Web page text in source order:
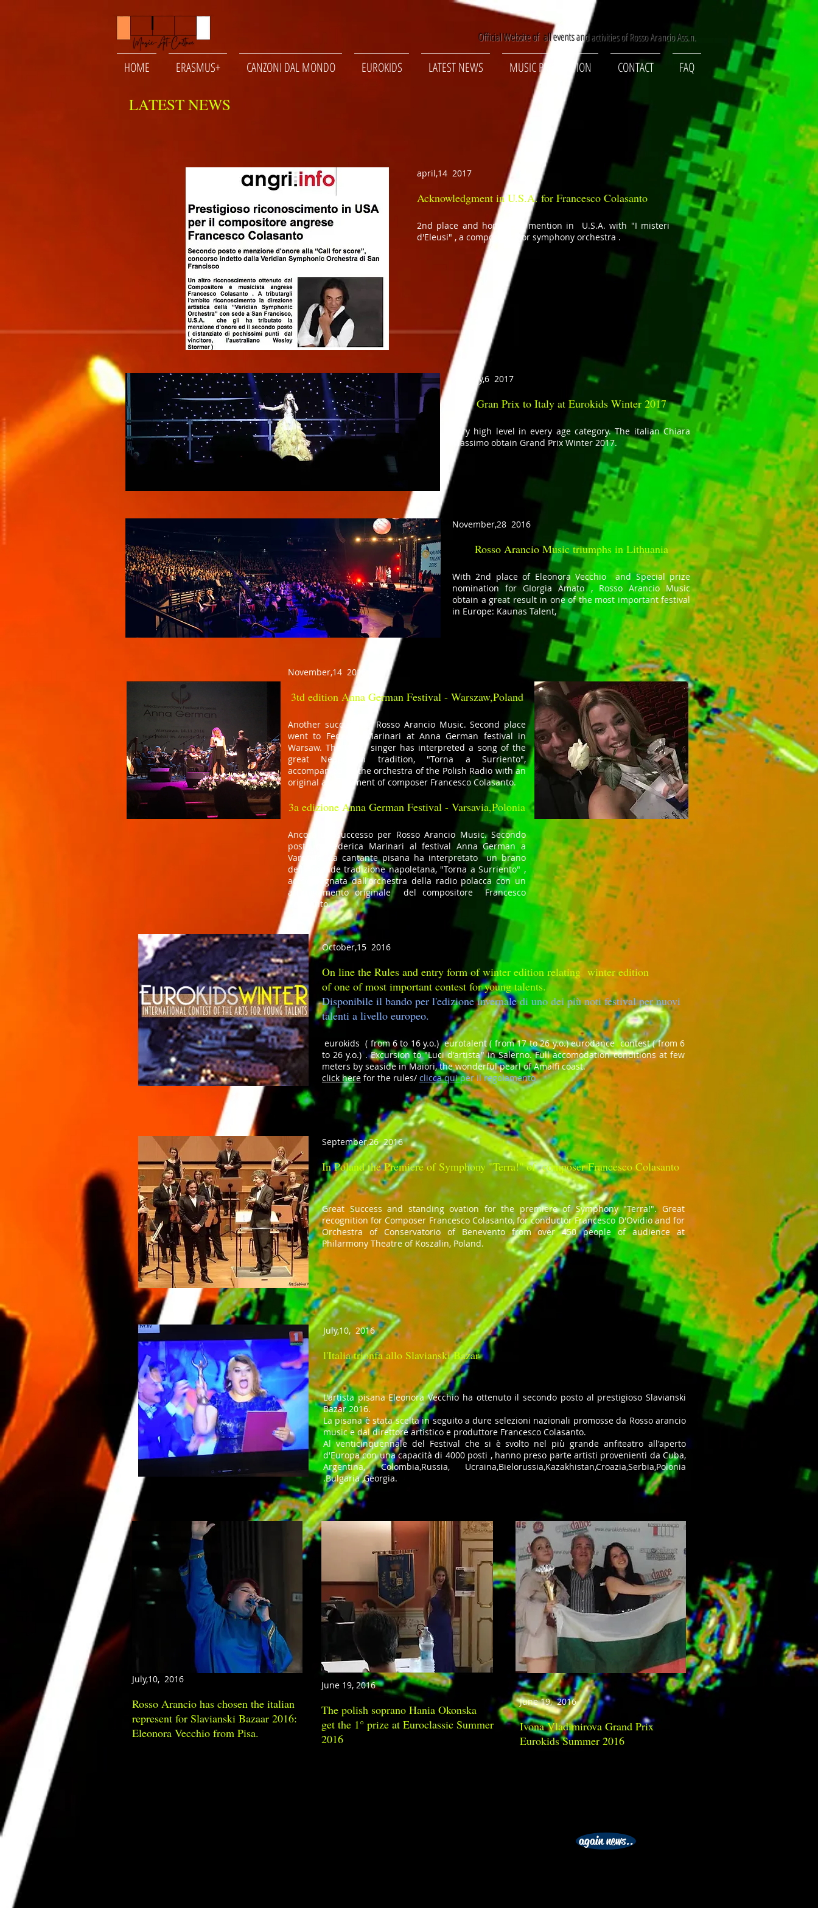
Official Website of all events and activities of Rosso Arancio Ass.n.
HOME ERASMUS+ CANZONI DAL MONDO EUROKIDS LATEST NEWS MUSIC PRODUCTION CONTACT FAQ
LATEST NEWS
april,14 2017
Acknowledgment in U.S.A. for Francesco Colasanto
2nd place and honorable mention in U.S.A. with "I misteri
d'Eleusi" , a composition for symphony orchestra .
January,6 2017
Gran Prix to Italy at Eurokids Winter 2017
Very high level in every age category. The italian Chiara
Massimo obtain Grand Prix Winter 2017.
November,28 2016
Rosso Arancio Music triumphs in Lithuania
With 2nd place of Eleonora Vecchio and Special prize
nomination for GIorgia Amato , Rosso Arancio Music
obtain a great result in one of the most important festival
in Europe: Kaunas Talent,
November,14 2016
3td edition Anna German Festival - Warszaw,Poland
Another success for Rosso Arancio Music. Second place
went to Federica Marinari at Anna German festival in
Warsaw. The Pisan singer has interpreted a song of the
great Neapolitan tradition, "Torna a Surriento",
accompanied by the orchestra of the Polish Radio with an
original arrangement of composer Francesco Colasanto.
3a edizione Anna German Festival - Varsavia,Polonia
Ancora un successo per Rosso Arancio Music. Secondo
posto di Federica Marinari al festival Anna German a
Varsavia. La cantante pisana ha interpretato un brano
della grande tradizione napoletana, "Torna a Surriento" ,
accompagnata dall'orchestra della radio polacca con un
arrangiamento originale del compositore Francesco
Colasanto.
October,15 2016
On line the Rules and entry form of winter edition relating winter edition​
of one of most important contest for young talents.
Disponibile il bando per l'edizione invernale di uno dei più noti festival per nuovi
talenti a livello europeo.
eurokids ( from 6 to 16 y.o.) eurotalent ( from 17 to 26 y.o.) eurodance contest ( from 6
to 26 y.o.) . Excursion to "Luci d'artista" in Salerno. Full accomodation conditions at few
meters by seaside in Maiori, the wonderful pearl of Amalfi coast.
click here for the rules/ clicca quiper il regolamento
September,26 2016
In Poland the Premiere of Symphony "Terra!" of composer Francesco Colasanto
Great Success and standing ovation for the premiere of Symphony "Terra!". Great
recognition for Composer Francesco Colasanto, for conductor Francesco D'Ovidio and for
Orchestra of Conservatorio of Benevento from over 450 people of audience at
Philarmony Theatre of Koszalin, Poland.
July,10, 2016
l'Italia trionfa allo Slavianski Bazar
L'artista pisana Eleonora Vecchio ha ottenuto il secondo posto al prestigioso Slavianski
Bazar 2016.
La pisana è stata scelta in seguito a dure selezioni nazionali promosse da Rosso arancio
music e dal direttore artistico e produttore Francesco Colasanto.
Al venticinquennale del Festival che si è svolto nel più grande anfiteatro all'aperto
d'Europa con una capacità di 4000 posti , hanno preso parte artisti provenienti da Cuba,
Argentina, Colombia,Russia, Ucraina,Bielorussia,Kazakhistan,Croazia,Serbia,Polonia
.Bulgaria ,Georgia.
July,10, 2016
Rosso Arancio has chosen the italian
represent for Slavianski Bazaar 2016:
Eleonora Vecchio from Pisa.
June 19, 2016
The polish soprano Hania Okonska
get the 1° prize at Euroclassic Summer
2016
June 19, 2016
Ivona Vladimirova Grand Prix
Eurokids Summer 2016
again news..